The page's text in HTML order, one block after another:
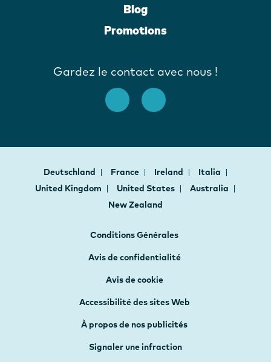
Blog
Promotions
Gardez le contact avec nous !
Deutschland France Ireland
Italia
United Kingdom
United States
Australia
New Zealand
Conditions Générales
Avis de confidentialité
Avis de cookie
Accessibilité des sites Web
À propos de nos publicités
Signaler une infraction